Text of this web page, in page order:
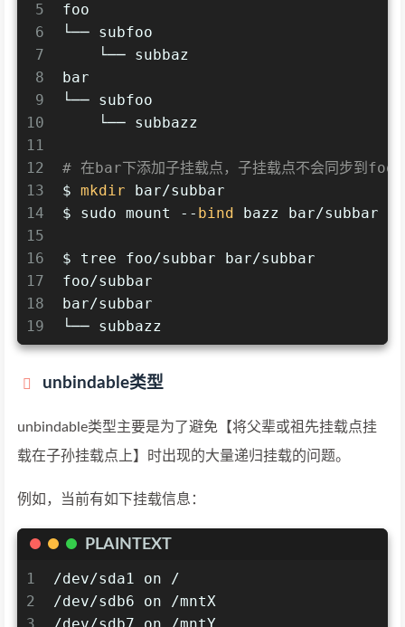
5
6
7
8
9
10
11
12
13
14
15
16
17
18
19
foo
└── subfoo
    └── subbaz
bar
└── subfoo
    └── subbazz
# 在bar下添加子挂载点，子挂载点不会同步到foo
$ mkdir bar/subbar
$ sudo mount -- bind bazz bar/subbar
$ tree foo/subbar bar/subbar
foo/subbar
bar/subbar
└── subbazz
unbindable类型
unbindable类型主要是为了避免【将父辈或祖先挂载点挂
载在子孙挂载点上】时出现的大量递归挂载的问题。
例如，当前有如下挂载信息：
PLAINTEXT
1
2
3
/dev/sda1 on /
/dev/sdb6 on /mntX
/dev/sdb7 on /mntY